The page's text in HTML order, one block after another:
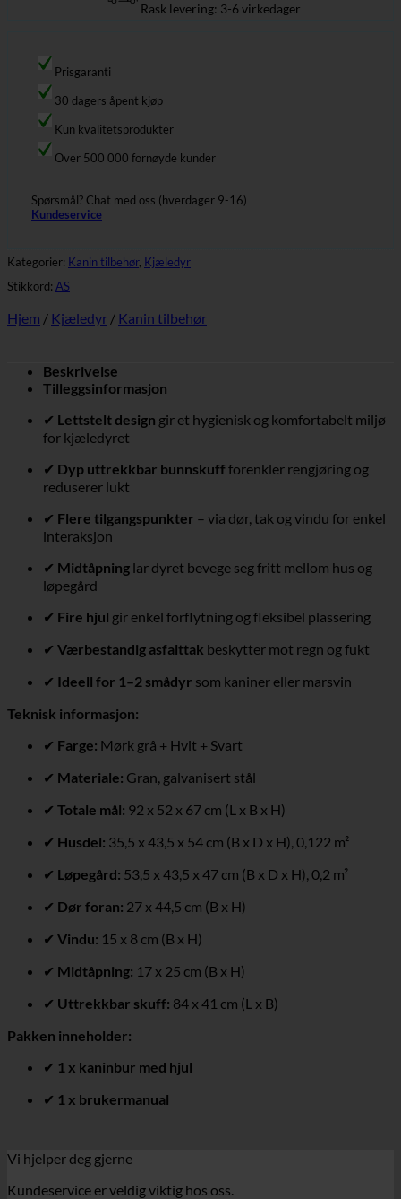
Rask levering: 3-6 virkedager
Prisgaranti
30 dagers åpent kjøp
Kun kvalitetsprodukter
Over 500 000 fornøyde kunder
Spørsmål? Chat med oss (hverdager 9-16)
Kundeservice
Kategorier: Kanin tilbehør, Kjæledyr
Stikkord: AS
Hjem / Kjæledyr / Kanin tilbehør
Beskrivelse
Tilleggsinformasjon
✔ Lettstelt design gir et hygienisk og komfortabelt miljø
for kjæledyret
✔ Dyp uttrekkbar bunnskuff forenkler rengjøring og
reduserer lukt
✔ Flere tilgangspunkter – via dør, tak og vindu for enkel
interaksjon
✔ Midtåpning lar dyret bevege seg fritt mellom hus og
løpegård
✔ Fire hjul gir enkel forflytning og fleksibel plassering
✔ Værbestandig asfalttak beskytter mot regn og fukt
✔ Ideell for 1–2 smådyr som kaniner eller marsvin
Teknisk informasjon:
✔ Farge: Mørk grå + Hvit + Svart
✔ Materiale: Gran, galvanisert stål
✔ Totale mål: 92 x 52 x 67 cm (L x B x H)
✔ Husdel: 35,5 x 43,5 x 54 cm (B x D x H), 0,122 m²
✔ Løpegård: 53,5 x 43,5 x 47 cm (B x D x H), 0,2 m²
✔ Dør foran: 27 x 44,5 cm (B x H)
✔ Vindu: 15 x 8 cm (B x H)
✔ Midtåpning: 17 x 25 cm (B x H)
✔ Uttrekkbar skuff: 84 x 41 cm (L x B)
Pakken inneholder:
✔ 1 x kaninbur med hjul
✔ 1 x brukermanual
Vi hjelper deg gjerne
Kundeservice er veldig viktig hos oss.